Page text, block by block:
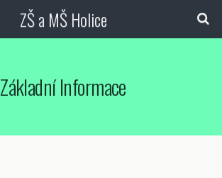
ZŠ a MŠ Holice
Základní Informace